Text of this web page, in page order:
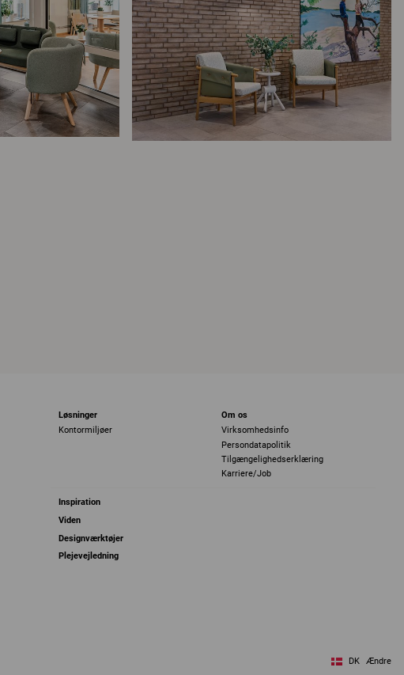
Løsninger
Kontormiljøer
Om os
Virksomhedsinfo
Persondatapolitik
Tilgængelighedserklæring
Karriere/Job
Inspiration
Viden
Designværktøjer
Plejevejledning
DK Ændre